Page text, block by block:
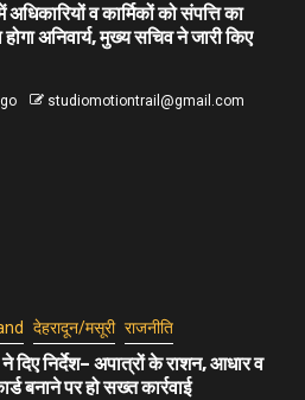
व कार्मिकों को संपत्ति का
होगा अनिवार्य, मुख्य सचिव ने जारी किए
studiomotiontrail@gmail.com
देहरादून/मसूरी राजनीति
ने दिए निर्देश– अपात्रों के राशन, आधार व
बनाने पर हो सख्त कार्रवाई